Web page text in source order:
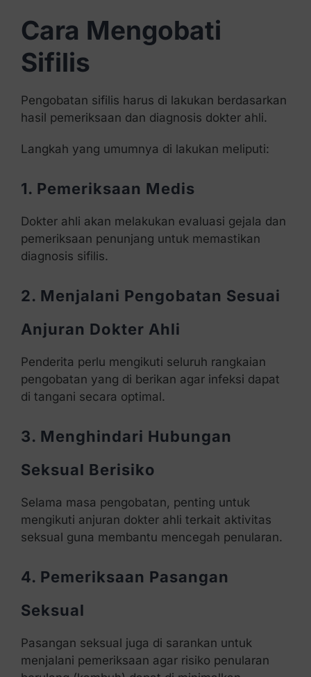
Cara Mengobati
Sifilis
Pengobatan sifilis harus di lakukan berdasarkan
hasil pemeriksaan dan diagnosis dokter ahli.
Langkah yang umumnya di lakukan meliputi:
1. Pemeriksaan Medis
Dokter ahli akan melakukan evaluasi gejala dan
pemeriksaan penunjang untuk memastikan
diagnosis sifilis.
2. Menjalani Pengobatan Sesuai
Anjuran Dokter Ahli
Penderita perlu mengikuti seluruh rangkaian
pengobatan yang di berikan agar infeksi dapat
di tangani secara optimal.
3. Menghindari Hubungan
Seksual Berisiko
Selama masa pengobatan, penting untuk
mengikuti anjuran dokter ahli terkait aktivitas
seksual guna membantu mencegah penularan.
4. Pemeriksaan Pasangan
Seksual
Pasangan seksual juga di sarankan untuk
menjalani pemeriksaan agar risiko penularan